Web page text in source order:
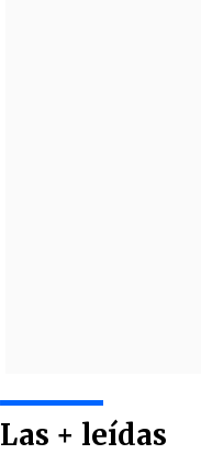
Las + leídas